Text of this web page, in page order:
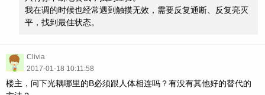
我在调的时候也经常遇到触摸无效，需要反复通断、反复亮灭
平，找到最佳状态。
Clivia
2017-01-18 10:11:58
楼主，问下光耦哪里的B必须跟人体相连吗？有没有其他好的替代的